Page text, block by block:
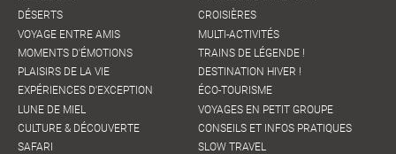
DÉSERTS
VOYAGE ENTRE AMIS
MOMENTS D'ÉMOTIONS
PLAISIRS DE LA VIE
EXPÉRIENCES D'EXCEPTION
LUNE DE MIEL
CULTURE & DÉCOUVERTE
SAFARI
CROISIÈRES
MULTI-ACTIVITÉS
TRAINS DE LÉGENDE !
DESTINATION HIVER !
ÉCO-TOURISME
VOYAGES EN PETIT GROUPE
CONSEILS ET INFOS PRATIQUES
SLOW TRAVEL